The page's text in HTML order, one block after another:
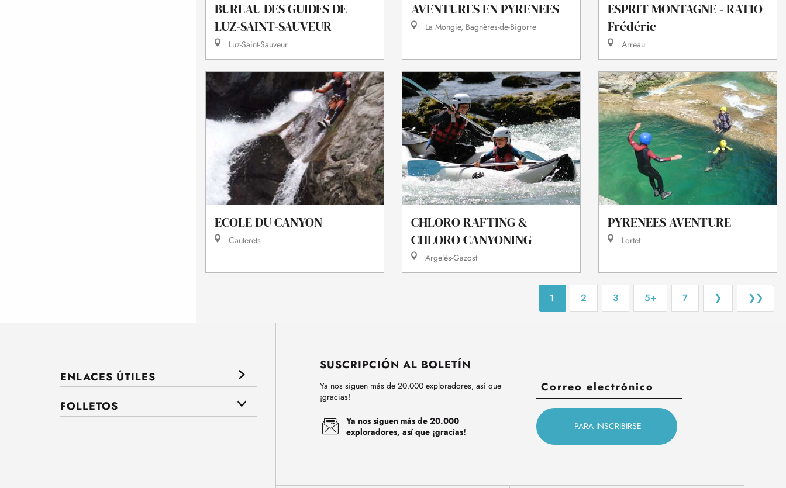
BUREAU DES GUIDES DE
LUZ-SAINT-SAUVEUR
Luz-Saint-Sauveur
AVENTURES EN PYRENEES
La Mongie, Bagnères-de-Bigorre
ESPRIT MONTAGNE - RATIO
Frédéric
Arreau
ECOLE DU CANYON
Cauterets
CHLORO RAFTING &
CHLORO CANYONING
Argelès-Gazost
PYRENEES AVENTURE
Lortet
1 2 3 5+ 7 ❯ ❯❯
ENLACES ÚTILES
FOLLETOS
SUSCRIPCIÓN AL BOLETÍN
Ya nos siguen más de 20.000 exploradores, así que
¡gracias!
Ya nos siguen más de 20.000
exploradores, así que ¡gracias!